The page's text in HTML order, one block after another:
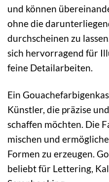
und können
ohne die
durchscheinen zu
sich hervorragend für
feine Detailarbeiten.
Ein
Künstler, die präzise
schaffen möchten. Die
mischen und
Formen zu erzeugen.
beliebt für Lettering,